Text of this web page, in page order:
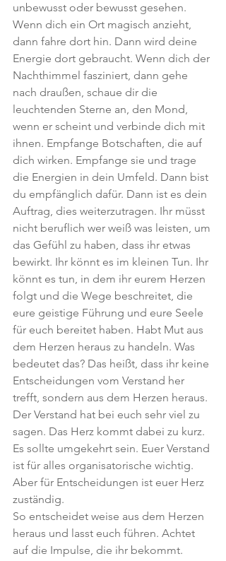
unbewusst oder bewusst gesehen.
Wenn dich ein Ort magisch anzieht,
dann fahre dort hin. Dann wird deine
Energie dort gebraucht. Wenn dich der
Nachthimmel fasziniert, dann gehe
nach draußen, schaue dir die
leuchtenden Sterne an, den Mond,
wenn er scheint und verbinde dich mit
ihnen. Empfange Botschaften, die auf
dich wirken. Empfange sie und trage
die Energien in dein Umfeld. Dann bist
du empfänglich dafür. Dann ist es dein
Auftrag, dies weiterzutragen. Ihr müsst
nicht beruflich wer weiß was leisten, um
das Gefühl zu haben, dass ihr etwas
bewirkt. Ihr könnt es im kleinen Tun. Ihr
könnt es tun, in dem ihr eurem Herzen
folgt und die Wege beschreitet, die
eure geistige Führung und eure Seele
für euch bereitet haben. Habt Mut aus
dem Herzen heraus zu handeln. Was
bedeutet das? Das heißt, dass ihr keine
Entscheidungen vom Verstand her
trefft, sondern aus dem Herzen heraus.
Der Verstand hat bei euch sehr viel zu
sagen. Das Herz kommt dabei zu kurz.
Es sollte umgekehrt sein. Euer Verstand
ist für alles organisatorische wichtig.
Aber für Entscheidungen ist euer Herz
zuständig.
So entscheidet weise aus dem Herzen
heraus und lasst euch führen. Achtet
auf die Impulse, die ihr bekommt.